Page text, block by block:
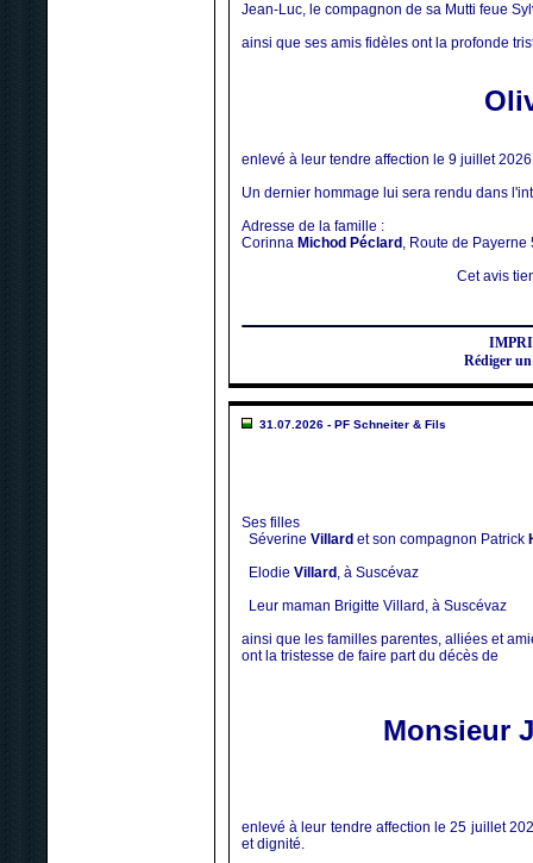
Jean-Luc, le compagnon de sa Mutti feue
ainsi que ses amis fidèles ont la profonde
enlevé à leur tendre affection le 9 juillet
Un dernier hommage lui sera rendu dans
Adresse de la famille :
Corinna Michod Péclard , Route de
Cet avis
Rédiger
31.07.2026 - PF Schneiter & Fils
Ses filles
Séverine Villard et son compagnon Patrick
Elodie Villard , à Suscévaz
Leur maman Brigitte Villard, à Suscévaz
ainsi que les familles parentes, alliées et
ont la tristesse de faire part du décès de
Monsieur
enlevé à leur tendre affection le 25 juillet
et dignité.